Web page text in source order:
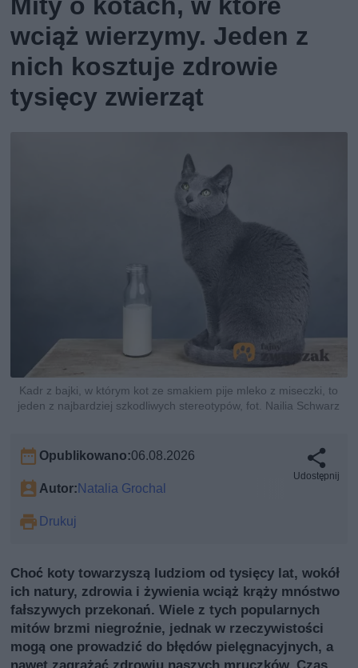
wciąż wierzymy. Jeden z
nich kosztuje zdrowie
tysięcy zwierząt
Kadr z bajki, w którym kot ze smakiem pije mleko z miseczki, to
jeden z najbardziej szkodliwych stereotypów, fot. Nailia Schwarz
Opublikowano:06.08.2026
Autor: Natalia Grochal
Drukuj
Udostępnij
Choć koty towarzyszą ludziom od tysięcy lat, wokół
ich natury, zdrowia i żywienia wciąż krąży mnóstwo
fałszywych przekonań. Wiele z tych popularnych
mitów brzmi niegroźnie, jednak w rzeczywistości
mogą one prowadzić do błędów pielęgnacyjnych, a